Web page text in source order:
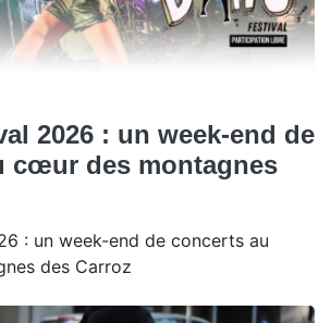
2026 : un week-end de
cœur des montagnes
: un week-end de concerts au
des Carroz